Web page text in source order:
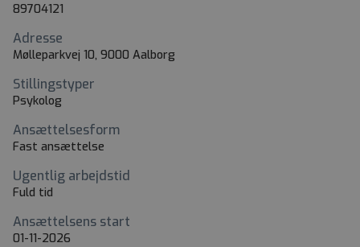
89704121
Adresse
Mølleparkvej 10, 9000 Aalborg
Stillingstyper
Psykolog
Ansættelsesform
Fast ansættelse
Ugentlig arbejdstid
Fuld tid
Ansættelsens start
01-11-2026